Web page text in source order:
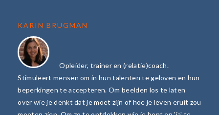
FOOTER
KARIN BRUGMAN
Opleider, trainer en (relatie)coach.
Stimuleert mensen om in hun talenten te geloven en hun
beperkingen te accepteren. Om beelden los te laten
over wie je denkt dat je moet zijn of hoe je leven eruit zou